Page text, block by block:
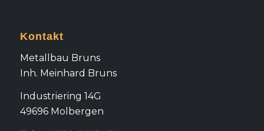
Kontakt
Metallbau Bruns
Inh. Meinhard Bruns
Industriering 14G
49696 Molbergen